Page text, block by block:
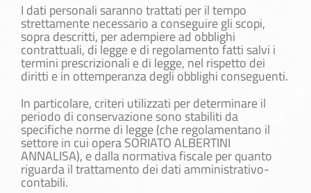
I dati personali saranno trattati per il tempo
strettamente necessario a conseguire gli scopi,
sopra descritti, per adempiere ad obblighi
contrattuali, di legge e di regolamento fatti salvi i
termini prescrizionali e di legge, nel rispetto dei
diritti e in ottemperanza degli obblighi conseguenti.
In particolare, criteri utilizzati per determinare il
periodo di conservazione sono stabiliti da
specifiche norme di legge (che regolamentano il
settore in cui opera SORIATO ALBERTINI
ANNALISA), e dalla normativa fiscale per quanto
riguarda il trattamento dei dati amministrativo-
contabili.